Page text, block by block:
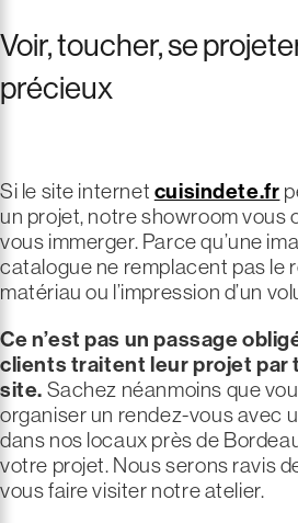
Voir, toucher, se
précieux
Si le site internet cuisindete.fr
un projet, notre showroom vous
vous immerger. Parce qu’une
catalogue ne remplacent pas le
matériau ou l’impression d’un
Ce n’est pas un passage
clients traitent leur projet par
site. Sachez néanmoins que
organiser un rendez-vous avec
dans nos locaux près de
votre projet. Nous serons ravis
vous faire visiter notre atelier.